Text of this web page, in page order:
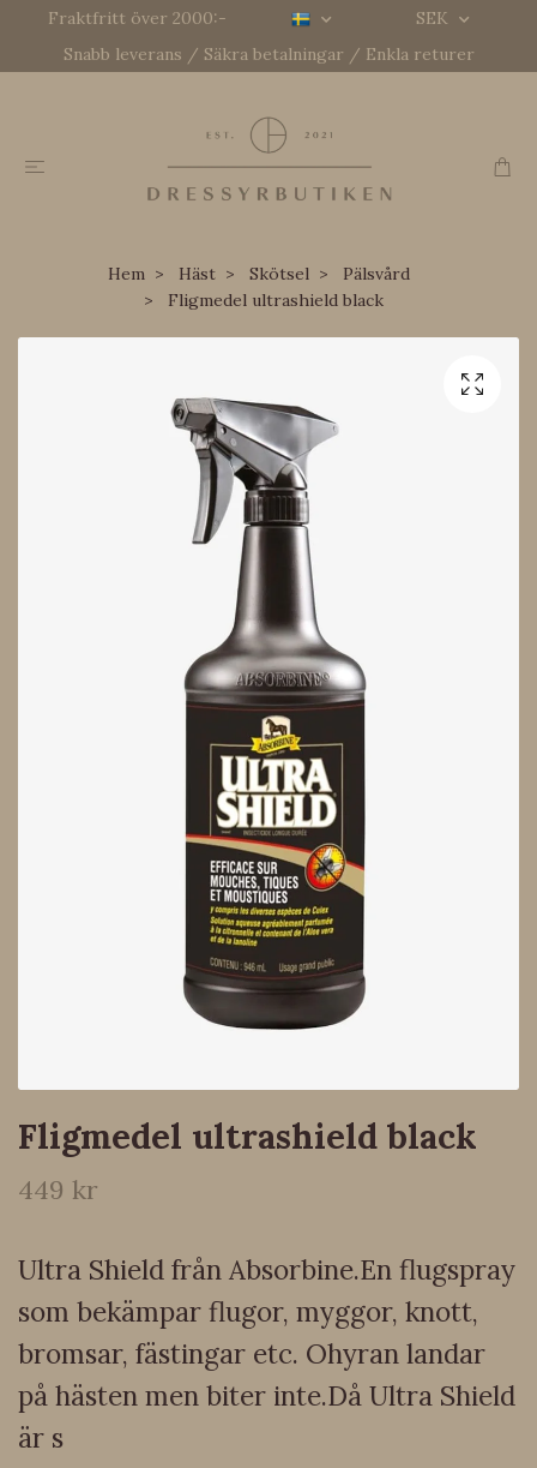
Fraktfritt över 2000:-
SEK
Snabb leverans / Säkra betalningar / Enkla returer
Hem Häst Skötsel
Pälsvård
Fligmedel ultrashield black
Fligmedel ultrashield black
449 kr
Ultra Shield från Absorbine.En flugspray
som bekämpar flugor, myggor, knott,
bromsar, fästingar etc. Ohyran landar
på hästen men biter inte.Då Ultra Shield
är s